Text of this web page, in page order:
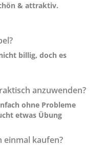
& attraktiv.
billig, doch es
anzuwenden?
ohne Probleme
etwas Übung
einmal kaufen?